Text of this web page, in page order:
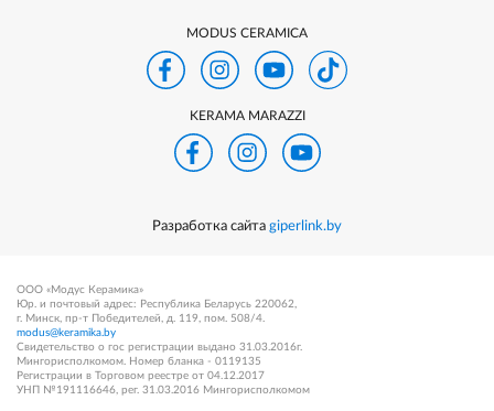
MODUS CERAMICA
KERAMA MARAZZI
Разработка сайта giperlink.by
ООО «Модус Керамика»
Юр. и почтовый адрес: Республика Беларусь 220062,
г. Минск, пр-т Победителей, д. 119, пом. 508/4.
modus@keramika.by
Свидетельство о гос регистрации выдано 31.03.2016г.
Мингорисполкомом. Номер бланка - 0119135
Регистрации в Торговом реестре от 04.12.2017
УНП №191116646, рег. 31.03.2016 Мингорисполкомом